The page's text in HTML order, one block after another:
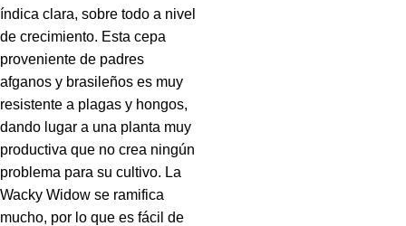
índica clara, sobre todo a nivel
de crecimiento. Esta cepa
proveniente de padres
afganos y brasileños es muy
resistente a plagas y hongos,
dando lugar a una planta muy
productiva que no crea ningún
problema para su cultivo. La
Wacky Widow se ramifica
mucho, por lo que es fácil de